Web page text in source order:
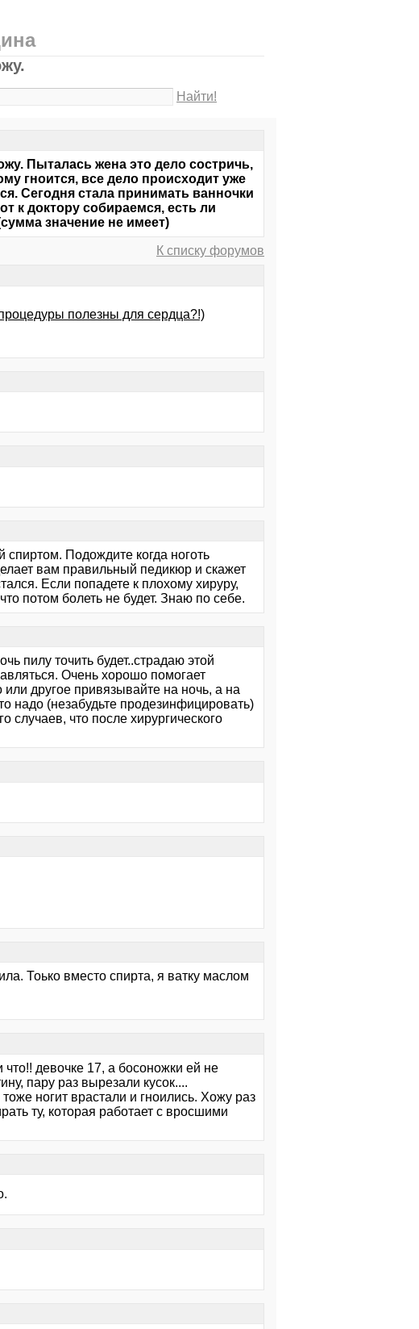
Найти!
Пыталась жена это дело состричь,
гноится, все дело происходит уже
Сегодня стала принимать ванночки
к доктору собираемся, есть ли
значение не имеет)
К списку форумов
полезны для сердца?!)
спиртом. Подождите когда ноготь
вам правильный педикюр и скажет
Если попадете к плохому хируру,
потом болеть не будет. Знаю по себе.
пилу точить будет..страдаю этой
Очень хорошо помогает
другое привязывайте на ночь, а на
надо (незабудьте продезинфицировать)
случаев, что после хирургического
Тоько вместо спирта, я ватку маслом
что!! девочке 17, а босоножки ей не
пару раз вырезали кусок....
ногит врастали и гноились. Хожу раз
ту, которая работает с вросшими